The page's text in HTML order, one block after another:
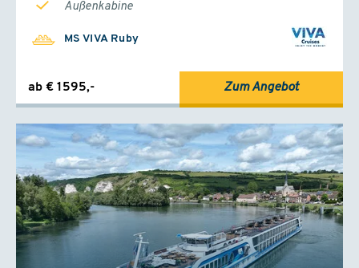
Außenkabine
MS VIVA Ruby
ab € 1595,- Zum Angebot